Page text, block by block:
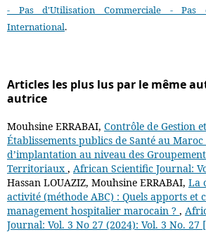
- Pas d'Utilisation Commerciale - Pas
International.
Articles les plus lus par le même
autrice
Mouhsine ERRABAI, Contrôle de Gestion
Établissements publics de Santé au Maroc
d’implantation au niveau des
Territoriaux , African Scientific Journal:
Hassan LOUAZIZ, Mouhsine ERRABAI, La
activité (méthode ABC) : Quels apports et
management hospitalier marocain ? ,
Journal: Vol. 3 No 27 (2024): Vol. 3 No. 27